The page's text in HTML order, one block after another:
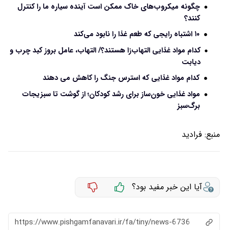
چگونه میکروب‌های خاک ممکن است آینده سیاره ما را کنترل
کنند؟
۱۰ اشتباه رایجی که طعم غذا را نابود می‌کند
کدام مواد غذایی التهاب‌زا هستند؟/ التهاب، عامل بروز کبد چرب و
دیابت
کدام مواد غذایی که استرس جنگ را کاهش می‌ دهند
مواد غذایی خون‌ساز برای رشد کودکان؛ از گوشت تا سبزیجات
برگ‌سبز
منبع: فرادید
آیا این خبر مفید بود؟
https://www.pishgamfanavari.ir/fa/tiny/news-6736